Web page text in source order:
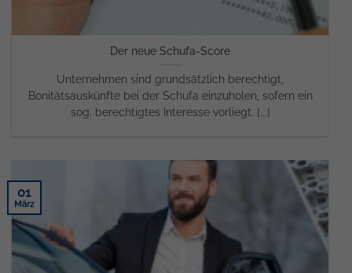
Der neue Schufa-Score
Unternehmen sind grundsätzlich berechtigt,
Bonitätsauskünfte bei der Schufa einzuholen, sofern ein
sog. berechtigtes Interesse vorliegt. [...]
01
März